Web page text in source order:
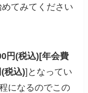
てみてください
円(税込)[年会費
税込)]となってい
になるのでこの